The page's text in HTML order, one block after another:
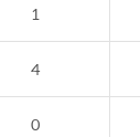
1
4
0